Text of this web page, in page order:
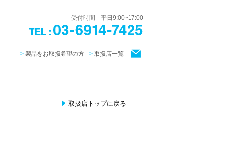
受付時間：平日9:00~17:00
製品をお取扱希望の方 取扱店一覧
取扱店トップに戻る